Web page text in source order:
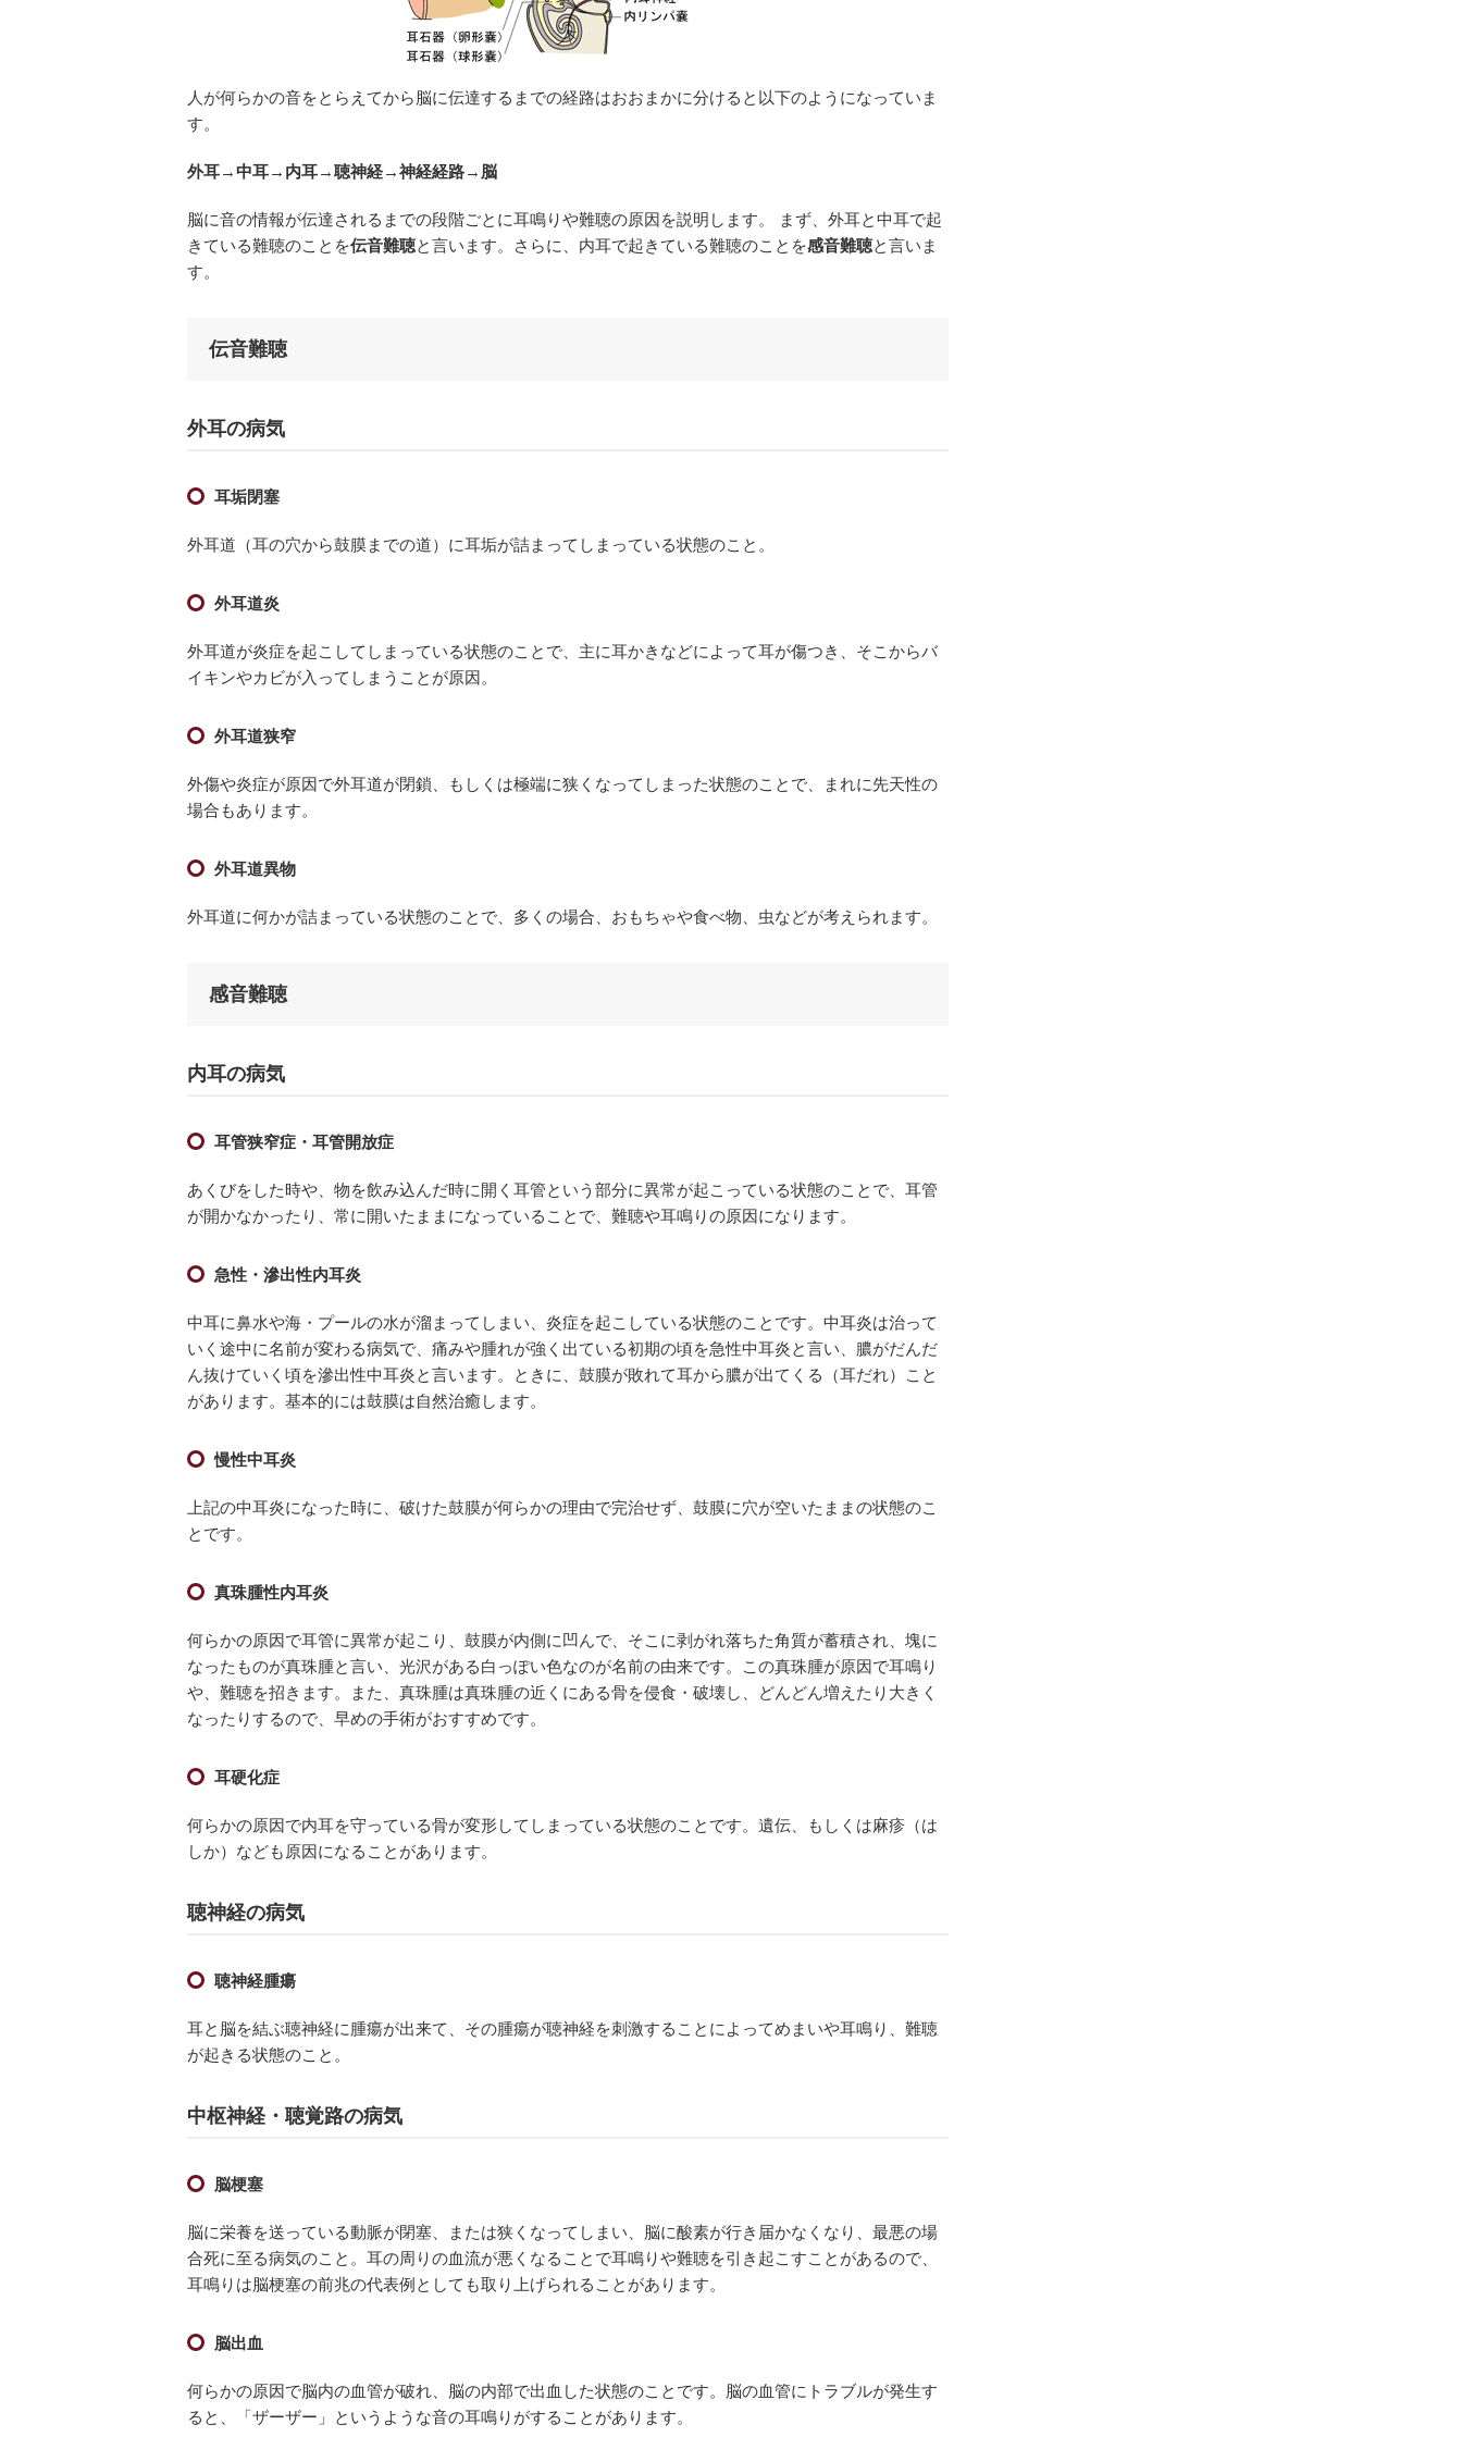
人が何らかの音をとらえてから脳に伝達するまでの経路はおおまかに分けると以下のようになっていま
す。
外耳→中耳→内耳→聴神経→神経経路→脳
脳に音の情報が伝達されるまでの段階ごとに耳鳴りや難聴の原因を説明します。 まず、外耳と中耳で起
きている難聴のことを伝音難聴と言います。さらに、内耳で起きている難聴のことを感音難聴と言いま
す。
伝音難聴
外耳の病気
耳垢閉塞
外耳道（耳の穴から鼓膜までの道）に耳垢が詰まってしまっている状態のこと。
外耳道炎
外耳道が炎症を起こしてしまっている状態のことで、主に耳かきなどによって耳が傷つき、そこからバ
イキンやカビが入ってしまうことが原因。
外耳道狭窄
外傷や炎症が原因で外耳道が閉鎖、もしくは極端に狭くなってしまった状態のことで、まれに先天性の
場合もあります。
外耳道異物
外耳道に何かが詰まっている状態のことで、多くの場合、おもちゃや食べ物、虫などが考えられます。
感音難聴
内耳の病気
耳管狭窄症・耳管開放症
あくびをした時や、物を飲み込んだ時に開く耳管という部分に異常が起こっている状態のことで、耳管
が開かなかったり、常に開いたままになっていることで、難聴や耳鳴りの原因になります。
急性・滲出性内耳炎
中耳に鼻水や海・プールの水が溜まってしまい、炎症を起こしている状態のことです。中耳炎は治って
いく途中に名前が変わる病気で、痛みや腫れが強く出ている初期の頃を急性中耳炎と言い、膿がだんだ
ん抜けていく頃を滲出性中耳炎と言います。ときに、鼓膜が敗れて耳から膿が出てくる（耳だれ）こと
があります。基本的には鼓膜は自然治癒します。
慢性中耳炎
上記の中耳炎になった時に、破けた鼓膜が何らかの理由で完治せず、鼓膜に穴が空いたままの状態のこ
とです。
真珠腫性内耳炎
何らかの原因で耳管に異常が起こり、鼓膜が内側に凹んで、そこに剥がれ落ちた角質が蓄積され、塊に
なったものが真珠腫と言い、光沢がある白っぽい色なのが名前の由来です。この真珠腫が原因で耳鳴り
や、難聴を招きます。また、真珠腫は真珠腫の近くにある骨を侵食・破壊し、どんどん増えたり大きく
なったりするので、早めの手術がおすすめです。
耳硬化症
何らかの原因で内耳を守っている骨が変形してしまっている状態のことです。遺伝、もしくは麻疹（は
しか）なども原因になることがあります。
聴神経の病気
聴神経腫瘍
耳と脳を結ぶ聴神経に腫瘍が出来て、その腫瘍が聴神経を刺激することによってめまいや耳鳴り、難聴
が起きる状態のこと。
中枢神経・聴覚路の病気
脳梗塞
脳に栄養を送っている動脈が閉塞、または狭くなってしまい、脳に酸素が行き届かなくなり、最悪の場
合死に至る病気のこと。耳の周りの血流が悪くなることで耳鳴りや難聴を引き起こすことがあるので、
耳鳴りは脳梗塞の前兆の代表例としても取り上げられることがあります。
脳出血
何らかの原因で脳内の血管が破れ、脳の内部で出血した状態のことです。脳の血管にトラブルが発生す
ると、「ザーザー」というような音の耳鳴りがすることがあります。